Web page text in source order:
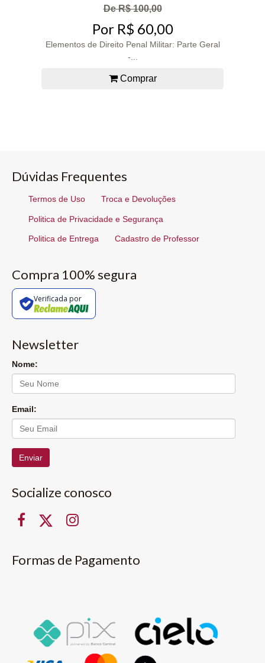
De R$ 100,00
Por R$ 60,00
Elementos de Direito Penal Militar: Parte Geral
-...
Comprar
Dúvidas Frequentes
Termos de Uso Troca e Devoluções
Politica de Privacidade e Segurança
Politica de Entrega Cadastro de Professor
Compra 100% segura
Verificada por
Newsletter
Nome:
Email:
Enviar
Socialize conosco
Formas de Pagamento